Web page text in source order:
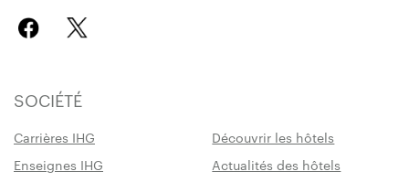
SOCIÉTÉ
Carrières IHG
Découvrir les hôtels
Enseignes IHG
Actualités des hôtels